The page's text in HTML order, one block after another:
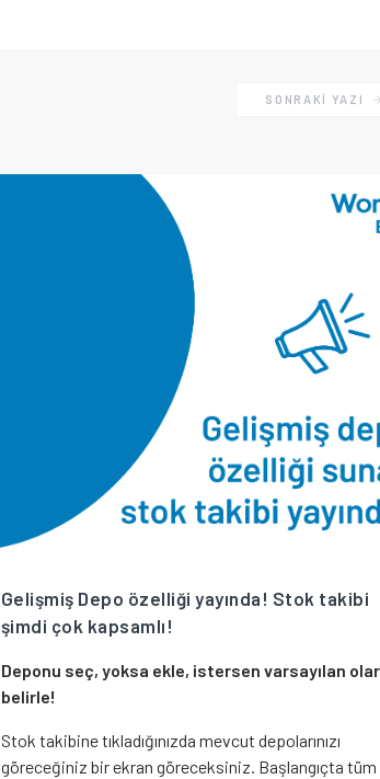
SONRAKI YAZI
Gelişmiş Depo özelliği yayında! Stok takibi
şimdi çok kapsamlı!
Deponu seç, yoksa ekle, istersen varsayılan
belirle!
Stok takibine tıkladığınızda mevcut depolarınızı
göreceğiniz bir ekran göreceksiniz. Başlangıçta tüm